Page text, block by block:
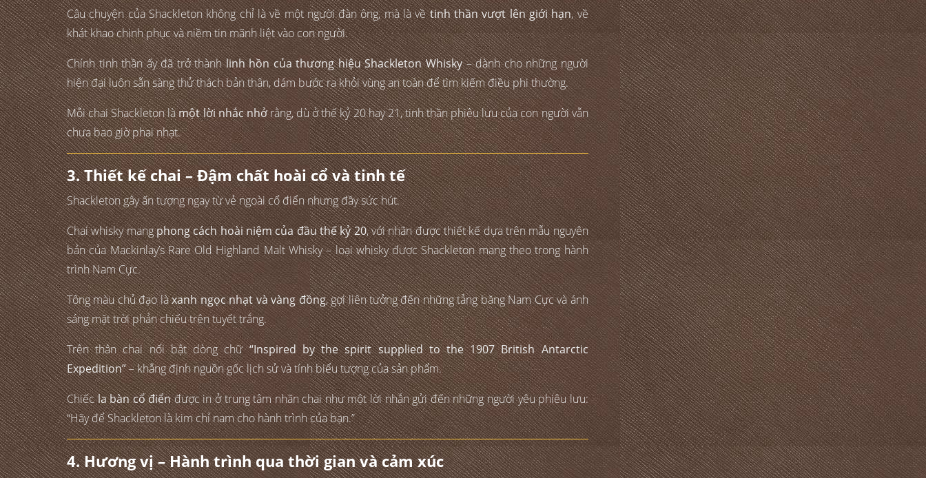
Câu chuyện của Shackleton không chỉ là về một người đàn ông, mà là vềtinh thần vượt lên giới hạn, về
khát khao chinh phục và niềm tin mãnh liệt vào con người.
Chính tinh thần ấy đã trở thànhlinh hồn của thương hiệu Shackleton Whisky– dành cho những người
hiện đại luôn sẵn sàng thử thách bản thân, dám bước ra khỏi vùng an toàn để tìm kiếm điều phi thường.
Mỗi chai Shackleton làmột lời nhắc nhởrằng, dù ở thế kỷ 20 hay 21, tinh thần phiêu lưu của con người vẫn
chưa bao giờ phai nhạt.
3. Thiết kế chai – Đậm chất hoài cổ và tinh tế
Shackleton gây ấn tượng ngay từ vẻ ngoài cổ điển nhưng đầy sức hút.
Chai whisky mangphong cách hoài niệm của đầu thế kỷ 20, với nhãn được thiết kế dựa trên mẫu nguyên
bản của Mackinlay’s Rare Old Highland Malt Whisky – loại whisky được Shackleton mang theo trong hành
trình Nam Cực.
Tông màu chủ đạo làxanh ngọc nhạt và vàng đồng, gợi liên tưởng đến những tảng băng Nam Cực và ánh
sáng mặt trời phản chiếu trên tuyết trắng.
Trên thân chai nổi bật dòng chữ“Inspired by the spirit supplied to the 1907 British Antarctic
Expedition”– khẳng định nguồn gốc lịch sử và tính biểu tượng của sản phẩm.
Chiếcla bàn cổ điểnđược in ở trung tâm nhãn chai như một lời nhắn gửi đến những người yêu phiêu lưu:
“Hãy để Shackleton là kim chỉ nam cho hành trình của bạn.”
4. Hương vị – Hành trình qua thời gian và cảm xúc